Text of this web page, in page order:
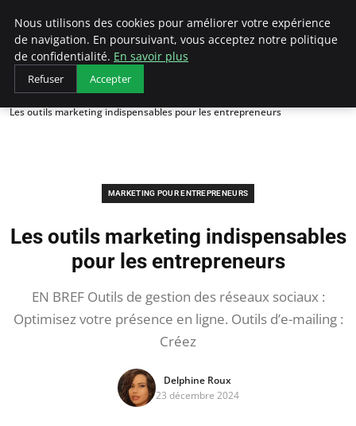
LECFCM
Accueil
Marketing pour entrepreneurs
Les outils marketing indispensables pour les entrepreneurs
MARKETING POUR ENTREPRENEURS
Les outils marketing indispensables
pour les entrepreneurs
EN BREF Outils de gestion des réseaux sociaux :
Optimisez votre présence en ligne. Outils d’e-mailing :
Créez
Delphine Roux
23 décembre 2024
Nous utilisons des cookies pour améliorer votre expérience
de navigation. En poursuivant, vous acceptez notre politique
de confidentialité. En savoir plus
Refuser Accepter